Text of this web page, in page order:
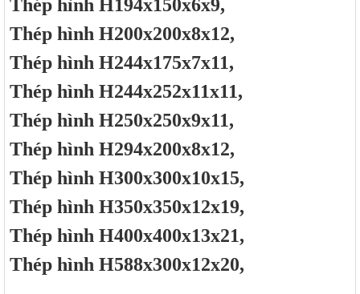
Thép hình H194x150x6x9,
Thép hình H200x200x8x12,
Thép hình H244x175x7x11,
Thép hình H244x252x11x11,
Thép hình H250x250x9x11,
Thép hình H294x200x8x12,
Thép hình H300x300x10x15,
Thép hình H350x350x12x19,
Thép hình H400x400x13x21,
Thép hình H588x300x12x20,